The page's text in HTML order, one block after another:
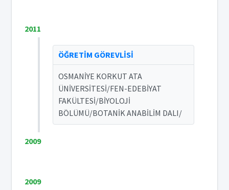
2011
ÖĞRETİM GÖREVLİSİ
OSMANİYE KORKUT ATA
ÜNİVERSİTESİ/FEN-EDEBİYAT
FAKÜLTESİ/BİYOLOJİ
BÖLÜMÜ/BOTANİK ANABİLİM DALI/
2009
2009